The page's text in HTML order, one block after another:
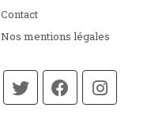
Contact
Nos mentions légales